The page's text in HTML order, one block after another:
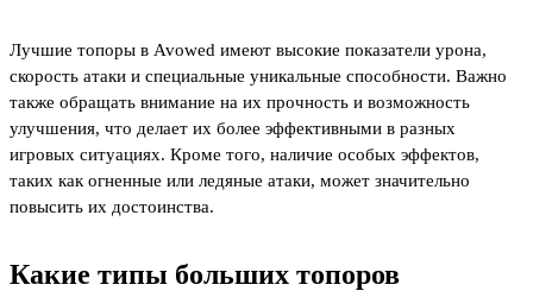
Лучшие топоры в Avowed имеют высокие показатели урона,
скорость атаки и специальные уникальные способности. Важно
также обращать внимание на их прочность и возможность
улучшения, что делает их более эффективными в разных
игровых ситуациях. Кроме того, наличие особых эффектов,
таких как огненные или ледяные атаки, может значительно
повысить их достоинства.
Какие типы больших топоров